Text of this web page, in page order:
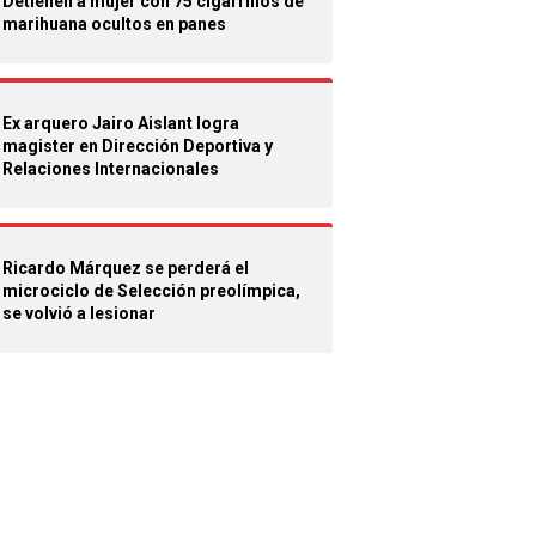
marihuana ocultos en panes
Ex arquero Jairo Aislant logra
magister en Dirección Deportiva y
Relaciones Internacionales
Ricardo Márquez se perderá el
microciclo de Selección preolímpica,
se volvió a lesionar